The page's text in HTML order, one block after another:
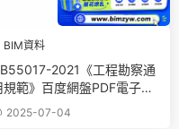
BIM資料
2021《工程勘察通
規範》百度網盤PDF電子版
載
2025-07-04